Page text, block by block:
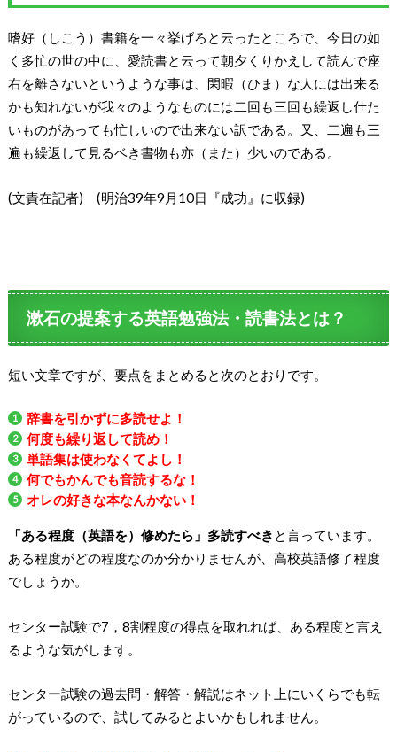
嗜好（しこう）書籍を一々挙げろと云ったところで、今日の如
く多忙の世の中に、愛読書と云って朝夕くりかえして読んで座
右を離さないというような事は、閑暇（ひま）な人には出来る
かも知れないが我々のようなものには二回も三回も繰返し仕た
いものがあっても忙しいので出来ない訳である。又、二遍も三
遍も繰返して見るベき書物も亦（また）少いのである。
(文責在記者) (明治39年9月10日『成功』に収録)
漱石の提案する英語勉強法・読書法とは？
短い文章ですが、要点をまとめると次のとおりです。
辞書を引かずに多読せよ！
何度も繰り返して読め！
単語集は使わなくてよし！
何でもかんでも音読するな！
オレの好きな本なんかない！
「ある程度（英語を）修めたら」多読すべき と言っています。
ある程度がどの程度なのか分かりませんが、高校英語修了程度
でしょうか。
センター試験で7，8割程度の得点を取れれば、ある程度と言え
るような気がします。
センター試験の過去問・解答・解説はネット上にいくらでも転
がっているので、試してみるとよいかもしれません。